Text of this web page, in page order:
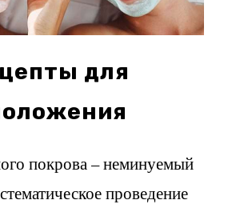
для
покрова – неминуемый
проведение